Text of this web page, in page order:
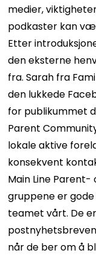
medier,
podkaster kan
Etter
den eksterne
fra. Sarah fra
den lukkede
for publikummet
Parent
lokale aktive
konsekvent
Main Line Parent-
gruppene er
teamet vårt. De
når de ber om å